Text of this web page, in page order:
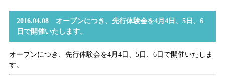
2016.04.08 オープンにつき、先行体験会を4月4日、5日、6
日で開催いたします。
オープンにつき、先行体験会を4月4日、5日、6日で開催いたしま
す。